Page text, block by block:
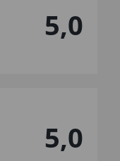
5,0
5,0